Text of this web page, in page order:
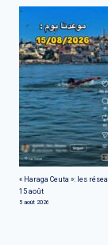
« Haraga Ceuta »: les
15 août
5 août 2026